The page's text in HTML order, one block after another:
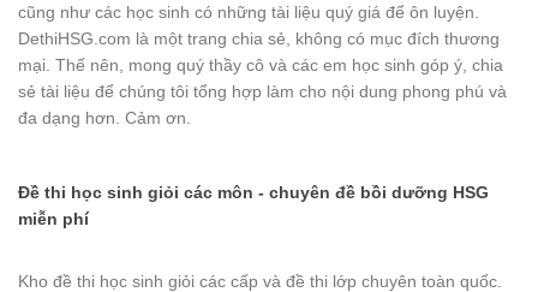
cũng như các học sinh có những tài liệu quý giá để ôn luyện.
DethiHSG.com là một trang chia sẻ, không có mục đích thương
mại. Thế nên, mong quý thầy cô và các em học sinh góp ý, chia
sẻ tài liệu để chúng tôi tổng hợp làm cho nội dung phong phú và
đa dạng hơn. Cảm ơn.
Đề thi học sinh giỏi các môn - chuyên đề bồi dưỡng HSG
miễn phí
Kho đề thi học sinh giỏi các cấp và đề thi lớp chuyên toàn quốc.